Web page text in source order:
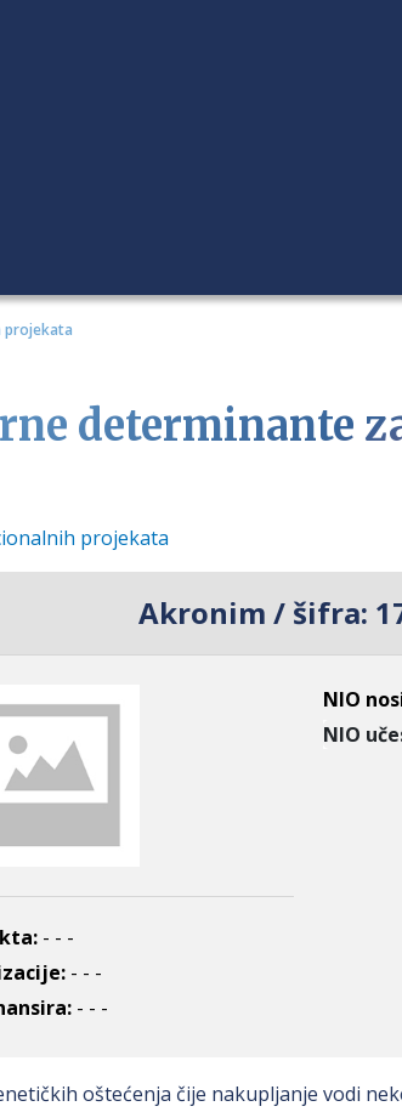
projekata
determinante
projekata
Akronim / šifra:
- - -
- - -
- - -
NIO
NIO
oštećenja čije nakupljanje vodi